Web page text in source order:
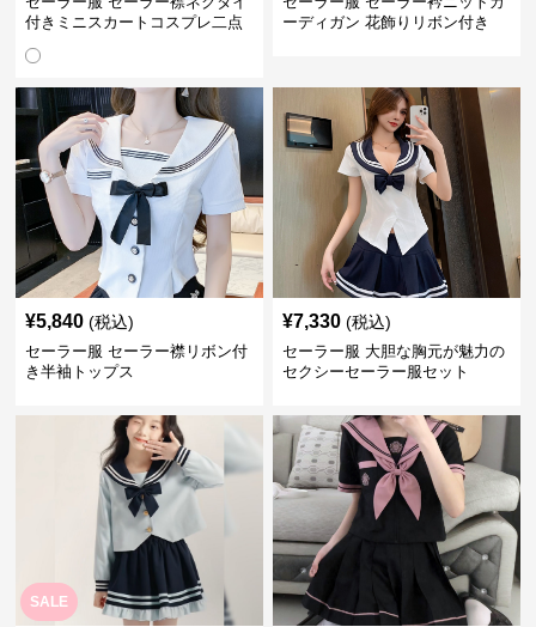
付きミニスカートコスプレ二点
ーディガン 花飾りリボン付き
¥5,840 (税込)
セーラー服 セーラー襟リボン付
き半袖トップス
¥7,330 (税込)
セーラー服 大胆な胸元が魅力の
セクシーセーラー服セット
SALE